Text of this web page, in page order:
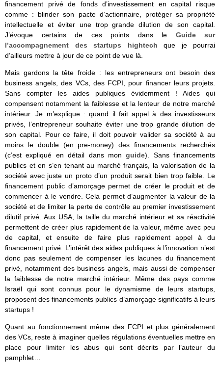
financement privé de fonds d’investissement en capital risque
comme : blinder son pacte d’actionnaire, protéger sa propriété
intellectuelle et éviter une trop grande dilution de son capital.
J’évoque certains de ces points dans le Guide sur
l’accompagnement des startups hightech que je pourrai
d’ailleurs mettre à jour de ce point de vue là.
Mais gardons la tête froide : les entrepreneurs ont besoin des
business angels, des VCs, des FCPI, pour financer leurs projets.
Sans compter les aides publiques évidemment ! Aides qui
compensent notamment la faiblesse et la lenteur de notre marché
intérieur. Je m’explique : quand il fait appel à des investisseurs
privés, l’entrepreneur souhaite éviter une trop grande dilution de
son capital. Pour ce faire, il doit pouvoir valider sa société à au
moins le double (en pre-money) des financements recherchés
(c’est expliqué en détail dans monguide). Sans financements
publics et en s’en tenant au marché français, la valorisation de la
société avec juste un proto d’un produit serait bien trop faible. Le
financement public d’amorçage permet de créer le produit et de
commencer à le vendre. Cela permet d’augmenter la valeur de la
société et de limiter la perte de contrôle au premier investissement
dilutif privé. Aux USA, la taille du marché intérieur et sa réactivité
permettent de créer plus rapidement de la valeur, même avec peu
de capital, et ensuite de faire plus rapidement appel à du
financement privé. L’intérêt des aides publiques à l’innovation n’est
donc pas seulement de compenser les lacunes du financement
privé, notamment des business angels, mais aussi de compenser
la faiblesse de notre marché intérieur. Même des pays comme
Israël qui sont connus pour le dynamisme de leurs startups,
proposent des financements publics d’amorçage significatifs à leurs
startups !
Quant au fonctionnement même des FCPI et plus généralement
des VCs, reste à imaginer quelles régulations éventuelles mettre en
place pour limiter les abus qui sont décrits par l’auteur du
pamphlet…